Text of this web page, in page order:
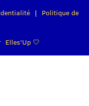
| Politique de
Elles'Up 🤍